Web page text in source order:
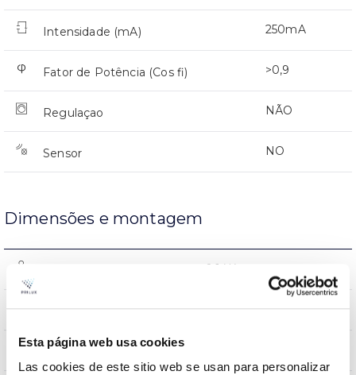
Esta página web usa cookies
Las cookies de este sitio web se usan para personalizar
Intensidade (mA) 250mA
Fator de Potência (Cos fi) >0,9
Regulaçao NÃO
Sensor NO
Dimensões e montagem
0.14Kg
Dimensão 114x114x66mm
Posição de montagem